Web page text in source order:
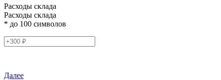
Расходы склада
Расходы склада
* до 100 символов
Далее